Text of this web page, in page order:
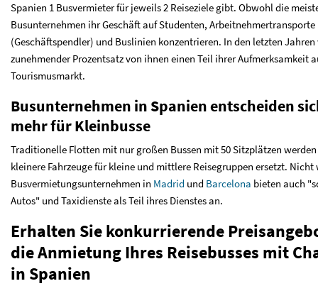
Spanien 1 Busvermieter für jeweils 2 Reiseziele gibt. Obwohl die
Busunternehmen ihr Geschäft auf Studenten, Arbeitnehmertransporte
(Geschäftspendler) und Buslinien konzentrieren. In den letzten
zunehmender Prozentsatz von ihnen einen Teil ihrer Aufmerksamkeit
Tourismusmarkt.
Busunternehmen in Spanien entscheiden
mehr für Kleinbusse
Traditionelle Flotten mit nur großen Bussen mit 50 Sitzplätzen
kleinere Fahrzeuge für kleine und mittlere Reisegruppen ersetzt. Nicht
Busvermietungsunternehmen in Madrid und Barcelona bieten auch
Autos" und Taxidienste als Teil ihres Dienstes an.
Erhalten Sie konkurrierende
die Anmietung Ihres Reisebusses mit
in Spanien